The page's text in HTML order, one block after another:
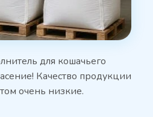
для кошачьего
Качество продукции
очень низкие.